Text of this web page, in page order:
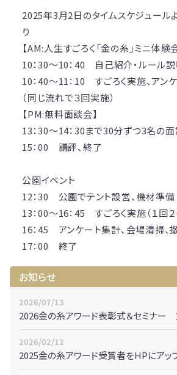
2025年3月2日のタイムスケジュール
【AM:人生すごろく「金の糸」ミニ体験
10：30～10：40 自己紹介・ルール
10：40～11：10 すごろく実施、アン
（同じ流れで３回実施）
【PM:無料面談会】
13：30～14：30まで30分ずつ3名の
15：00 講評、終了
公園イベント
12：30 公園でテント設営、機材準備
13：00～16：45 すごろく実施（１回２
16：45 アンケート集計、会場清掃、
17：00 終了
お知らせ
2026/07/13
2026金の糸アワード表彰式＆セミナ
2026/02/12
2025金の糸アワード受賞者をHPにアッ